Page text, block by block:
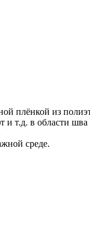
плёнкой из
т.д. в области
среде.